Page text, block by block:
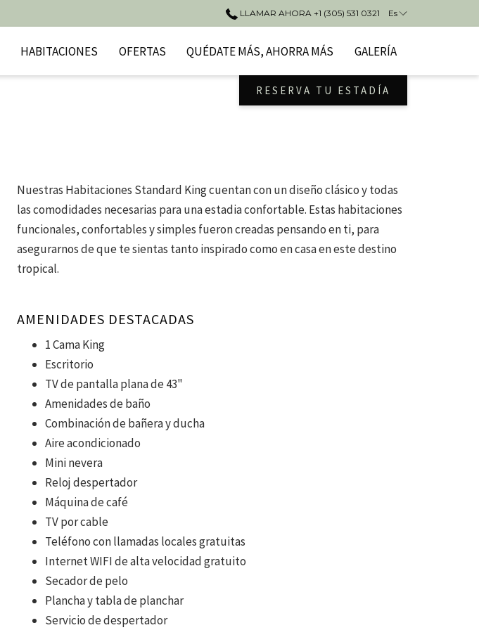
LLAMAR AHORA +1 (305) 531 0321 Es
HABITACIONES OFERTAS QUÉDATE MÁS, AHORRA MÁS GALERÍA
RESERVA TU ESTADÍA
Siguiente
Nuestras Habitaciones Standard King cuentan con un diseño clásico y todas
las comodidades necesarias para una estadia confortable. Estas habitaciones
funcionales, confortables y simples fueron creadas pensando en ti, para
asegurarnos de que te sientas tanto inspirado como en casa en este destino
tropical.
AMENIDADES DESTACADAS
1 Cama King
Escritorio
TV de pantalla plana de 43"
Amenidades de baño
Combinación de bañera y ducha
Aire acondicionado
Mini nevera
Reloj despertador
Máquina de café
TV por cable
Teléfono con llamadas locales gratuitas
Internet WIFI de alta velocidad gratuito
Secador de pelo
Plancha y tabla de planchar
Servicio de despertador